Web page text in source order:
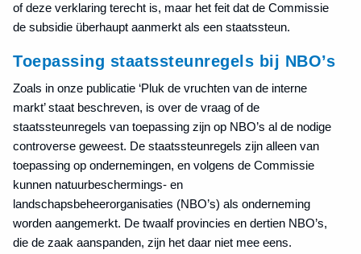
of deze verklaring terecht is, maar het feit dat de Commissie
de subsidie überhaupt aanmerkt als een staatssteun.
Toepassing staatssteunregels bij NBO’s
Zoals in onze publicatie ‘Pluk de vruchten van de interne
markt’ staat beschreven, is over de vraag of de
staatssteunregels van toepassing zijn op NBO’s al de nodige
controverse geweest. De staatssteunregels zijn alleen van
toepassing op ondernemingen, en volgens de Commissie
kunnen natuurbeschermings- en
landschapsbeheerorganisaties (NBO’s) als onderneming
worden aangemerkt. De twaalf provincies en dertien NBO’s,
die de zaak aanspanden, zijn het daar niet mee eens.